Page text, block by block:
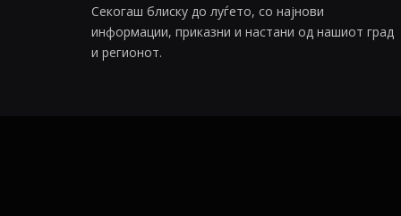
Секогаш блиску до луѓето, со најнови
информации, приказни и настани од нашиот град
и регионот.